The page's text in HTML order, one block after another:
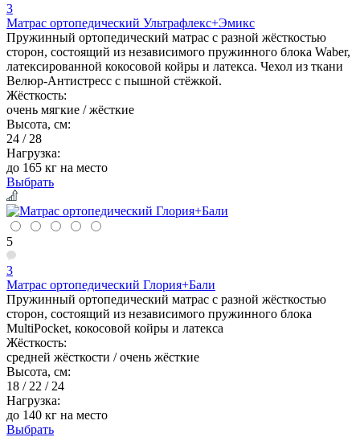
3
Матрас ортопедический Ультрафлекс+Эмикс
Пружинный ортопедический матрас с разной жёсткостью
сторон, состоящий из независимого пружинного блока Waber,
латексированной кокосовой койры и латекса. Чехол из ткани
Велюр-Антистресс с пышной стёжкой.
Жёсткость:
очень мягкие / жёсткие
Высота, см:
24 / 28
Нагрузка:
до 165 кг на место
Выбрать
5
3
Матрас ортопедический Глория+Бали
Пружинный ортопедический матрас с разной жёсткостью
сторон, состоящий из независимого пружинного блока
MultiPocket, кокосовой койры и латекса
Жёсткость:
средней жёсткости / очень жёсткие
Высота, см:
18 / 22 / 24
Нагрузка:
до 140 кг на место
Выбрать